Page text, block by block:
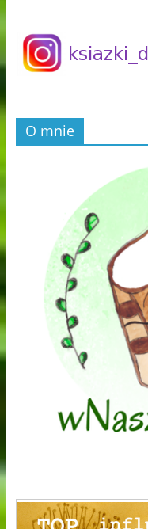
O mnie